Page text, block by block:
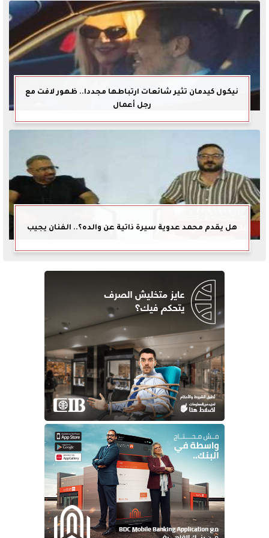
نيكول كيدمان تثير شائعات ارتباطها مجددا.. ظهور لافت مع
رجل أعمال
هل يقدم محمد عدوية سيرة ذاتية عن والده؟.. الفنان يجيب